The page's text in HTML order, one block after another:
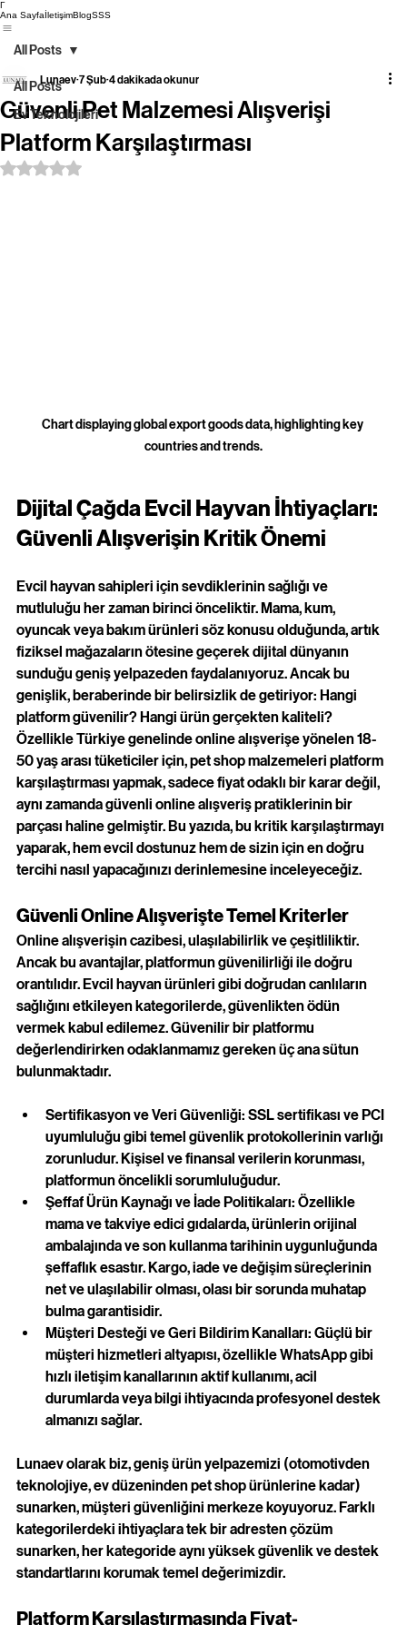
Γ
Ana SayfaİletişimBlogSSS
All Posts
Ev Teknolojileri
All Posts
Güvenli Pet Malzemesi Alışverişi
Platform Karşılaştırması
Lunaev 7 Şub 4 dakikada okunur
5 üzerinden NaN yıldız
Chart displaying global export goods data, highlighting key
countries and trends.
Dijital Çağda Evcil Hayvan İhtiyaçları:
Güvenli Alışverişin Kritik Önemi
Evcil hayvan sahipleri için sevdiklerinin sağlığı ve
mutluluğu her zaman birinci önceliktir. Mama, kum,
oyuncak veya bakım ürünleri söz konusu olduğunda, artık
fiziksel mağazaların ötesine geçerek dijital dünyanın
sunduğu geniş yelpazeden faydalanıyoruz. Ancak bu
genişlik, beraberinde bir belirsizlik de getiriyor: Hangi
platform güvenilir? Hangi ürün gerçekten kaliteli?
Özellikle Türkiye genelinde online alışverişe yönelen 18-
50 yaş arası tüketiciler için, pet shop malzemeleri platform
karşılaştırması yapmak, sadece fiyat odaklı bir karar değil,
aynı zamanda güvenli online alışveriş pratiklerinin bir
parçası haline gelmiştir. Bu yazıda, bu kritik karşılaştırmayı
yaparak, hem evcil dostunuz hem de sizin için en doğru
tercihi nasıl yapacağınızı derinlemesine inceleyeceğiz.
Güvenli Online Alışverişte Temel Kriterler
Online alışverişin cazibesi, ulaşılabilirlik ve çeşitliliktir.
Ancak bu avantajlar, platformun güvenilirliği ile doğru
orantılıdır. Evcil hayvan ürünleri gibi doğrudan canlıların
sağlığını etkileyen kategorilerde, güvenlikten ödün
vermek kabul edilemez. Güvenilir bir platformu
değerlendirirken odaklanmamız gereken üç ana sütun
bulunmaktadır.
Sertifikasyon ve Veri Güvenliği: SSL sertifikası ve PCI
uyumluluğu gibi temel güvenlik protokollerinin varlığı
zorunludur. Kişisel ve finansal verilerin korunması,
platformun öncelikli sorumluluğudur.
Şeffaf Ürün Kaynağı ve İade Politikaları: Özellikle
mama ve takviye edici gıdalarda, ürünlerin orijinal
ambalajında ve son kullanma tarihinin uygunluğunda
şeffaflık esastır. Kargo, iade ve değişim süreçlerinin
net ve ulaşılabilir olması, olası bir sorunda muhatap
bulma garantisidir.
Müşteri Desteği ve Geri Bildirim Kanalları: Güçlü bir
müşteri hizmetleri altyapısı, özellikle WhatsApp gibi
hızlı iletişim kanallarının aktif kullanımı, acil
durumlarda veya bilgi ihtiyacında profesyonel destek
almanızı sağlar.
Lunaev olarak biz, geniş ürün yelpazemizi (otomotivden
teknolojiye, ev düzeninden pet shop ürünlerine kadar)
sunarken, müşteri güvenliğini merkeze koyuyoruz. Farklı
kategorilerdeki ihtiyaçlara tek bir adresten çözüm
sunarken, her kategoride aynı yüksek güvenlik ve destek
standartlarını korumak temel değerimizdir.
Platform Karşılaştırmasında Fiyat-